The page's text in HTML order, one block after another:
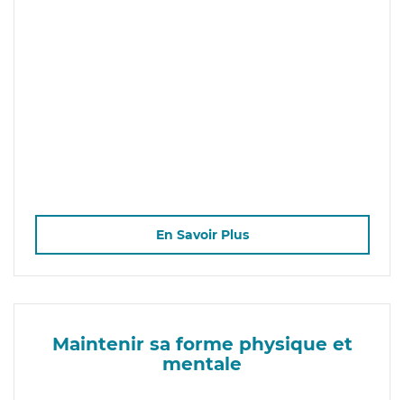
En Savoir Plus
Maintenir sa forme physique et
mentale